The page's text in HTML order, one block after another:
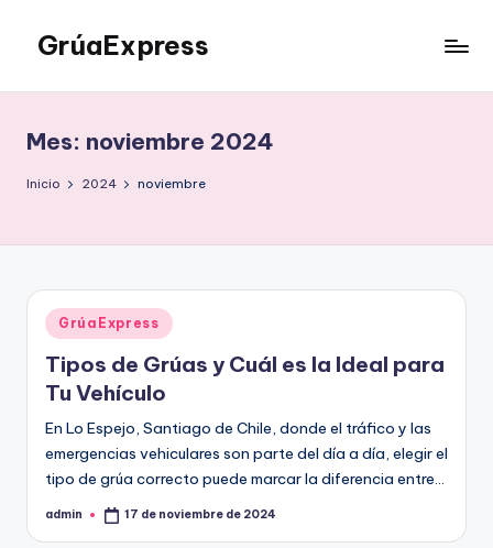
Saltar
contenido
GrúaExpress
Mes: noviembre 2024
Inicio 2024 noviembre
Publicado
en
GrúaExpress
Tipos de Grúas y Cuál es la Ideal para
Tu Vehículo
En Lo Espejo, Santiago de Chile, donde el tráfico y las
emergencias vehiculares son parte del día a día, elegir el
tipo de grúa correcto puede marcar la diferencia entre…
Publicado
admin 17 de noviembre de 2024